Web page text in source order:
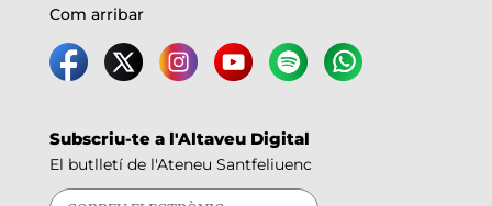
Com arribar
Subscriu-te a l'Altaveu Digital
El butlletí de l'Ateneu Santfeliuenc